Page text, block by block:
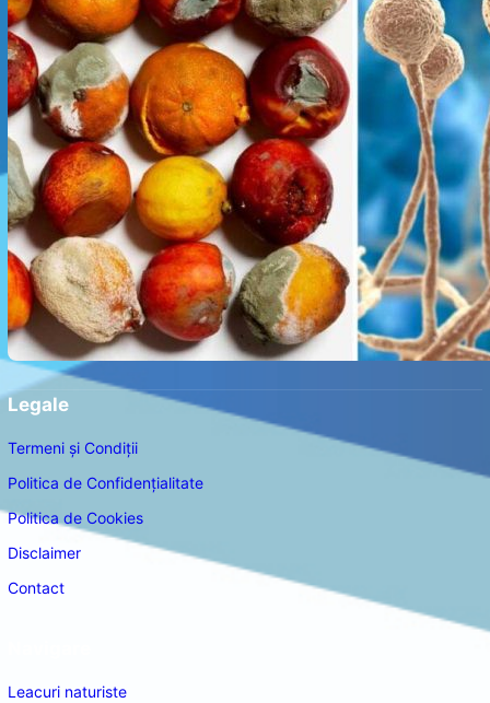
Legale
Termeni și Condiții
Politica de Confidențialitate
Politica de Cookies
Disclaimer
Contact
Leacuri naturiste